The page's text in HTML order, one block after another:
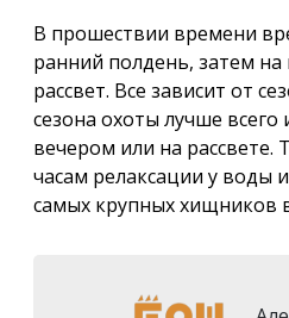
В прошествии времени
ранний полдень, затем на
рассвет. Все зависит от
сезона охоты лучше всего
вечером или на рассвете.
часам релаксации у воды
самых крупных хищников